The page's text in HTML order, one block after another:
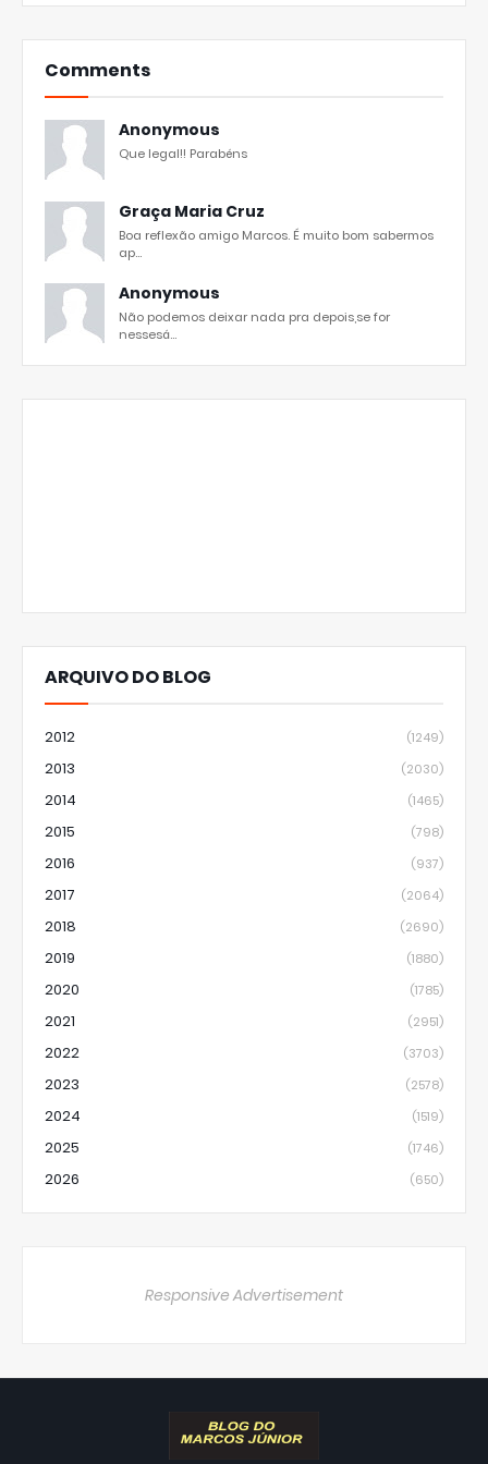
Comments
Anonymous
Que legal!! Parabéns
Graça Maria Cruz
Boa reflexão amigo Marcos. É muito bom sabermos
ap...
Anonymous
Não podemos deixar nada pra depois,se for
nessesá...
ARQUIVO DO BLOG
2012 (1249)
2013 (2030)
2014 (1465)
2015 (798)
2016 (937)
2017 (2064)
2018 (2690)
2019 (1880)
2020 (1785)
2021 (2951)
2022 (3703)
2023 (2578)
2024 (1519)
2025 (1746)
2026 (650)
Responsive Advertisement